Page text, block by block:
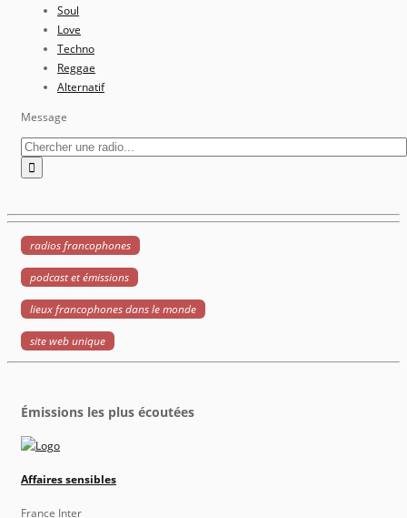
Soul
Love
Techno
Reggae
Alternatif
Message
radios francophones
podcast et émissions
lieux francophones dans le monde
site web unique
Émissions les plus écoutées
Affaires sensibles
France Inter